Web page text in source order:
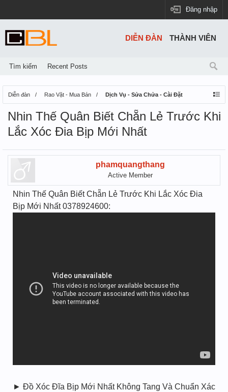
Đăng nhập
Diễn đàn Rao Vặt - Mua Bán Dịch Vụ - Sửa Chửa - Cài Đặt
Nhin Thế Quân Biết Chẵn Lẻ Trước Khi
Lắc Xóc Đia Bịp Mới Nhất
phamquangthang
Active Member
Nhin Thế Quân Biết Chẵn Lẻ Trước Khi Lắc Xóc Đia
Bịp Mới Nhất 0378924600:
► Đồ Xóc Đĩa Bịp Mới Nhất Không Tang Và Chuẩn Xác
DIỄN ĐÀN
Tìm kiếm Recent Posts
THÀNH VIÊN